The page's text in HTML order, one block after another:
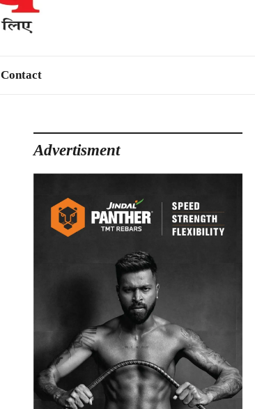
Contact
Advertisment